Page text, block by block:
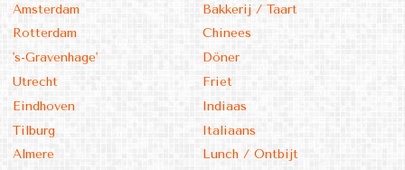
Amsterdam
Rotterdam
's-Gravenhage'
Utrecht
Eindhoven
Tilburg
Almere
Bakkerij / Taart
Chinees
Döner
Friet
Indiaas
Italiaans
Lunch / Ontbijt